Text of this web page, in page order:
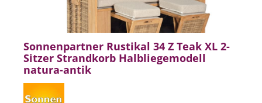
Sonnenpartner Rustikal 34 Z Teak XL 2-
Sitzer Strandkorb Halbliegemodell
natura-antik